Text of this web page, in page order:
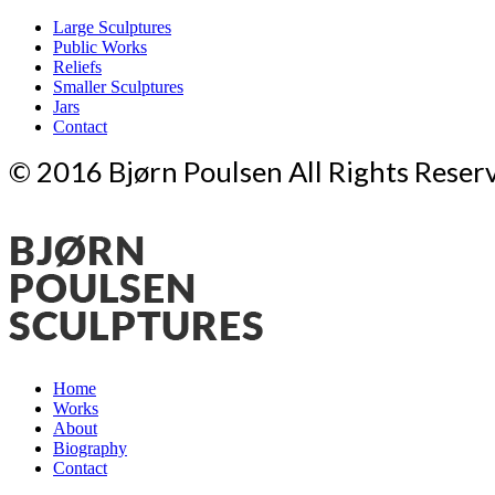
Large Sculptures
Public Works
Reliefs
Smaller Sculptures
Jars
Contact
© 2016 Bjørn Poulsen All Rights
Home
Works
About
Biography
Contact